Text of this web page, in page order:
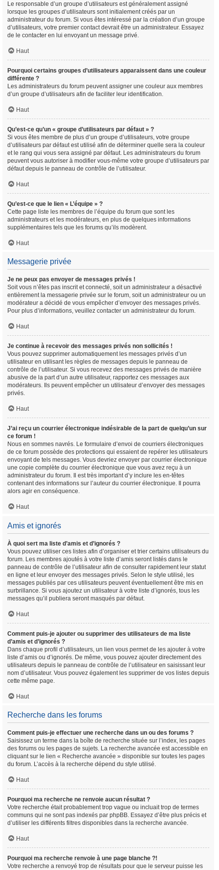
Le responsable d’un groupe d’utilisateurs est généralement assigné
lorsque les groupes d’utilisateurs sont initialement créés par un
administrateur du forum. Si vous êtes intéressé par la création d’un groupe
d’utilisateurs, votre premier contact devrait être un administrateur. Essayez
de le contacter en lui envoyant un message privé.
Haut
Pourquoi certains groupes d’utilisateurs apparaissent dans une couleur
différente ?
Les administrateurs du forum peuvent assigner une couleur aux membres
d’un groupe d’utilisateurs afin de faciliter leur identification.
Haut
Qu’est-ce qu’un « groupe d’utilisateurs par défaut » ?
Si vous êtes membre de plus d’un groupe d’utilisateurs, votre groupe
d’utilisateurs par défaut est utilisé afin de déterminer quelle sera la couleur
et le rang qui vous sera assigné par défaut. Les administrateurs du forum
peuvent vous autoriser à modifier vous-même votre groupe d’utilisateurs par
défaut depuis le panneau de contrôle de l’utilisateur.
Haut
Qu’est-ce que le lien « L’équipe » ?
Cette page liste les membres de l’équipe du forum que sont les
administrateurs et les modérateurs, en plus de quelques informations
supplémentaires tels que les forums qu’ils modèrent.
Haut
Messagerie privée
Je ne peux pas envoyer de messages privés !
Soit vous n’êtes pas inscrit et connecté, soit un administrateur a désactivé
entièrement la messagerie privée sur le forum, soit un administrateur ou un
modérateur a décidé de vous empêcher d’envoyer des messages privés.
Pour plus d’informations, veuillez contacter un administrateur du forum.
Haut
Je continue à recevoir des messages privés non sollicités !
Vous pouvez supprimer automatiquement les messages privés d’un
utilisateur en utilisant les règles de messages depuis le panneau de
contrôle de l’utilisateur. Si vous recevez des messages privés de manière
abusive de la part d’un autre utilisateur, rapportez ces messages aux
modérateurs. Ils peuvent empêcher un utilisateur d’envoyer des messages
privés.
Haut
J’ai reçu un courrier électronique indésirable de la part de quelqu’un sur
ce forum !
Nous en sommes navrés. Le formulaire d’envoi de courriers électroniques
de ce forum possède des protections qui essaient de repérer les utilisateurs
envoyant de tels messages. Vous devriez envoyer par courrier électronique
une copie complète du courrier électronique que vous avez reçu à un
administrateur du forum. Il est très important d’y inclure les en-têtes
contenant des informations sur l’auteur du courrier électronique. Il pourra
alors agir en conséquence.
Haut
Amis et ignorés
À quoi sert ma liste d’amis et d’ignorés ?
Vous pouvez utiliser ces listes afin d’organiser et trier certains utilisateurs du
forum. Les membres ajoutés à votre liste d’amis seront listés dans le
panneau de contrôle de l’utilisateur afin de consulter rapidement leur statut
en ligne et leur envoyer des messages privés. Selon le style utilisé, les
messages publiés par ces utilisateurs peuvent éventuellement être mis en
surbrillance. Si vous ajoutez un utilisateur à votre liste d’ignorés, tous les
messages qu’il publiera seront masqués par défaut.
Haut
Comment puis-je ajouter ou supprimer des utilisateurs de ma liste
d’amis et d’ignorés ?
Dans chaque profil d’utilisateurs, un lien vous permet de les ajouter à votre
liste d’amis ou d’ignorés. De même, vous pouvez ajouter directement des
utilisateurs depuis le panneau de contrôle de l’utilisateur en saisissant leur
nom d’utilisateur. Vous pouvez également les supprimer de vos listes depuis
cette même page.
Haut
Recherche dans les forums
Comment puis-je effectuer une recherche dans un ou des forums ?
Saisissez un terme dans la boîte de recherche située sur l’index, les pages
des forums ou les pages de sujets. La recherche avancée est accessible en
cliquant sur le lien « Recherche avancée » disponible sur toutes les pages
du forum. L’accès à la recherche dépend du style utilisé.
Haut
Pourquoi ma recherche ne renvoie aucun résultat ?
Votre recherche était probablement trop vague ou incluait trop de termes
communs qui ne sont pas indexés par phpBB. Essayez d’être plus précis et
d’utiliser les différents filtres disponibles dans la recherche avancée.
Haut
Pourquoi ma recherche renvoie à une page blanche ?!
Votre recherche a renvoyé trop de résultats pour que le serveur puisse les